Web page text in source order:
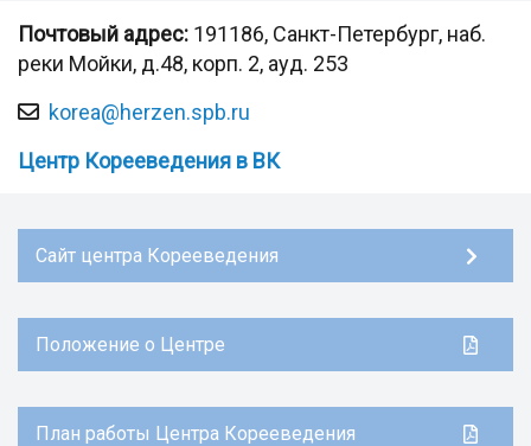
Почтовый адрес: 191186, Санкт-Петербург, наб.
реки Мойки, д.48, корп. 2, ауд. 253
korea@herzen.spb.ru
Центр Корееведения в ВК
Сайт центра Корееведения
Положение о Центре
План работы Центра Корееведения